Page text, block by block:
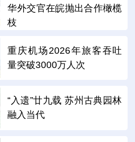
华外交官在皖抛出合作橄榄
枝
重庆机场2026年旅客吞吐
量突破3000万人次
“入遗”廿九载 苏州古典园林
融入当代